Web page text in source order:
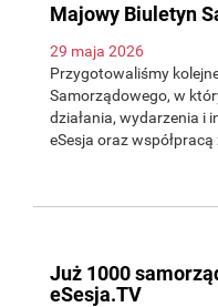
Majowy Biuletyn
29 maja 2026
Przygotowaliśmy
Samorządowego, w
działania, wydarzenia i
eSesja oraz
Już 1000
eSesja.TV